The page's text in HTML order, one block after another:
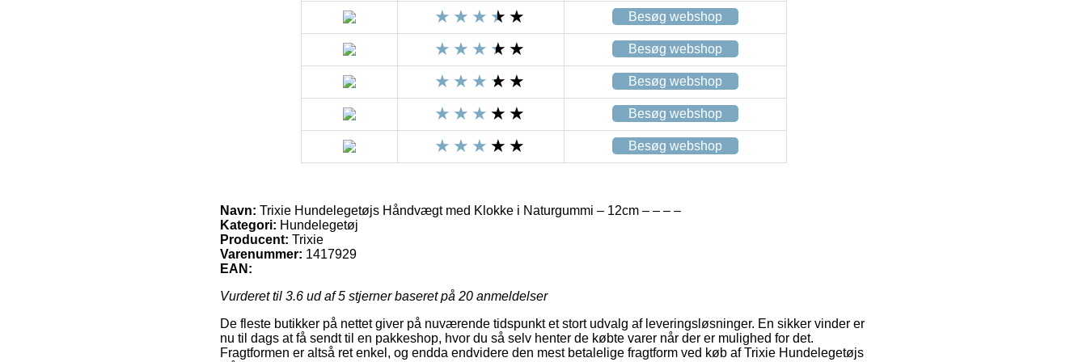
Besøg webshop
Besøg webshop
Besøg webshop
Besøg webshop
Besøg webshop
Navn: Trixie Hundelegetøjs Håndvægt med Klokke i Naturgummi – 12cm – – – –
Kategori: Hundelegetøj
Producent: Trixie
Varenummer: 1417929
EAN:
Vurderet til 3.6 ud af 5 stjerner baseret på 20 anmeldelser
De fleste butikker på nettet giver på nuværende tidspunkt et stort udvalg af leveringsløsninger. En sikker vinder er
nu til dags at få sendt til en pakkeshop, hvor du så selv henter de købte varer når der er mulighed for det.
Fragtformen er altså ret enkel, og endda endvidere den mest betalelige fragtform ved køb af Trixie Hundelegetøjs